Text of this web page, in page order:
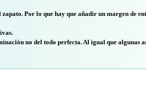
Por lo que hay que añadir un margen de
no del todo perfecta. Al igual que algunas